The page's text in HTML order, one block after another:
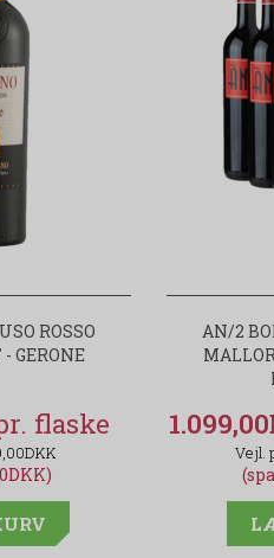
ROSSO
GERONE
AN/2